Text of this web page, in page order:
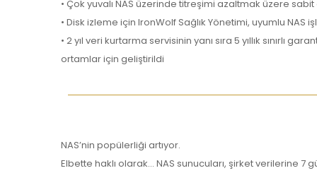
• Çok yuvalı NAS üzerinde titreşimi azaltmak üzere
• Disk izleme için IronWolf Sağlık Yönetimi, uyumlu
• 2 yıl veri kurtarma servisinin yanı sıra 5 yıllık sınırlı
ortamlar için geliştirildi
NAS’nin popülerliği artıyor.
Elbette haklı olarak… NAS sunucuları, şirket verilerine